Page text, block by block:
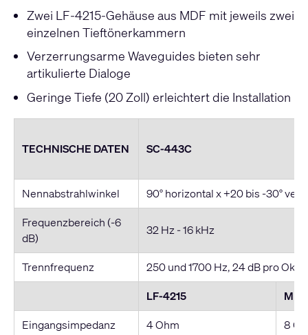
Zwei LF-4215-Gehäuse aus MDF mit jeweils zwei
einzelnen Tieftönerkammern
Verzerrungsarme Waveguides bieten sehr
artikulierte Dialoge
Geringe Tiefe (20 Zoll) erleichtert die Installation
TECHNISCHE DATEN SC-443C
Nennabstrahlwinkel
90° horizontal x +20 bis -30°
Frequenzbereich (-6
dB)
32 Hz - 16 kHz
Trennfrequenz
250 und 1700 Hz, 24 dB pro
LF-4215
MH-
Eingangsimpedanz
4 Ohm 8